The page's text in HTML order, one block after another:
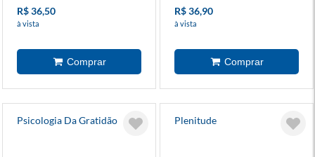
R$ 36,50
à vista
R$ 36,90
à vista
Psicologia Da Gratidão Plenitude